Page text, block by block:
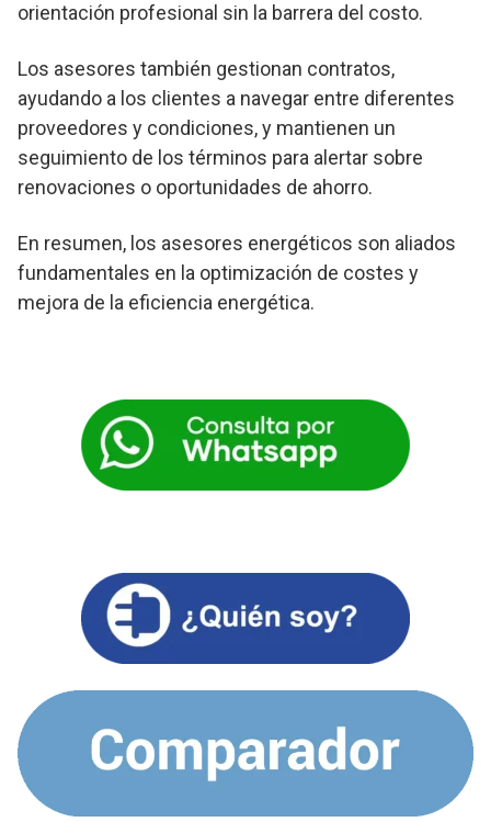
orientación profesional sin la barrera del costo.
Los asesores también gestionan contratos,
ayudando a los clientes a navegar entre diferentes
proveedores y condiciones, y mantienen un
seguimiento de los términos para alertar sobre
renovaciones o oportunidades de ahorro.
En resumen, los asesores energéticos son aliados
fundamentales en la optimización de costes y
mejora de la eficiencia energética.